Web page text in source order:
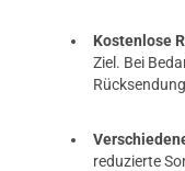
Kostenlose
Ziel. Bei
reduzierte